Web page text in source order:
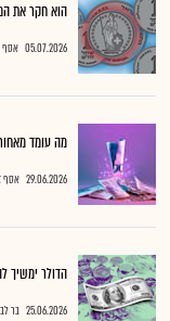
הוא חקר את
05.07.2026 אסף
מה עומד
29.06.2026 אסף
הדולר ימשיך
25.06.2026 בר